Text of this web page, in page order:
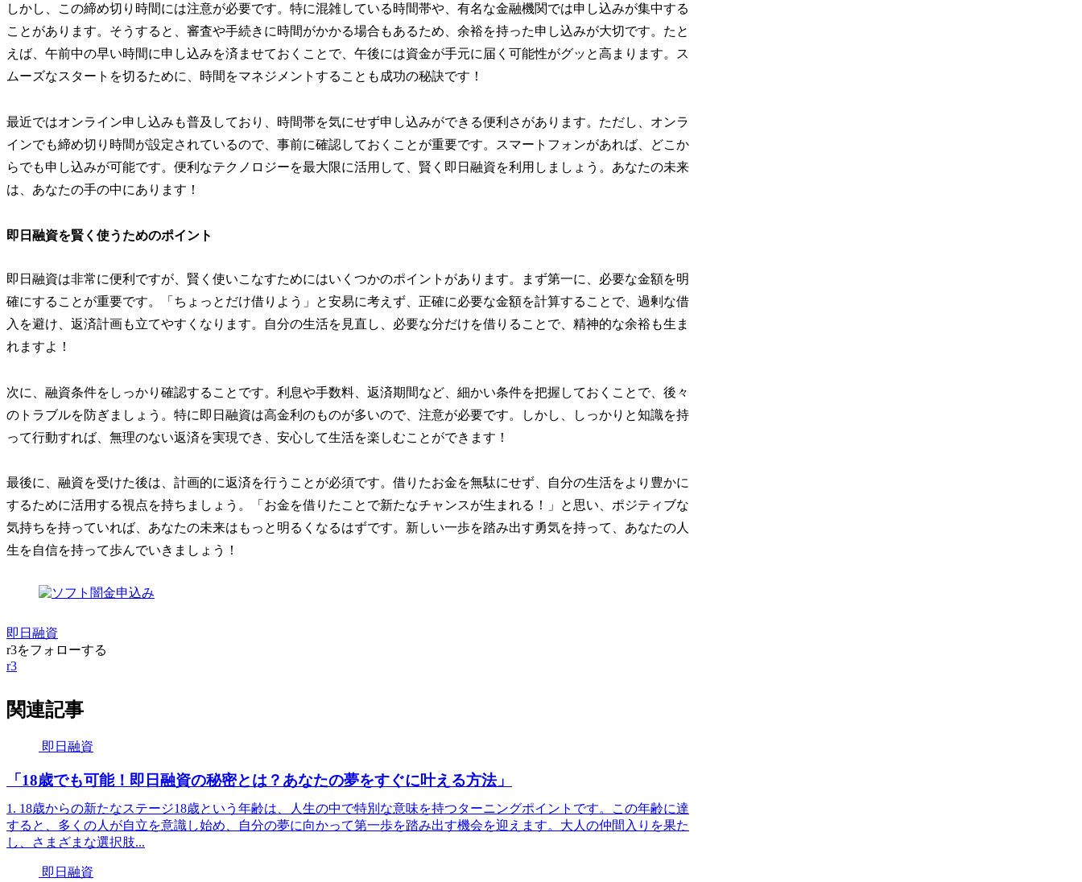
しかし、この締め切り時間には注意が必要です。特に混雑している時間帯や、有名な金融機関では申し込みが集中する
ことがあります。そうすると、審査や手続きに時間がかかる場合もあるため、余裕を持った申し込みが大切です。たと
えば、午前中の早い時間に申し込みを済ませておくことで、午後には資金が手元に届く可能性がグッと高まります。ス
ムーズなスタートを切るために、時間をマネジメントすることも成功の秘訣です！
最近ではオンライン申し込みも普及しており、時間帯を気にせず申し込みができる便利さがあります。ただし、オンラ
インでも締め切り時間が設定されているので、事前に確認しておくことが重要です。スマートフォンがあれば、どこか
らでも申し込みが可能です。便利なテクノロジーを最大限に活用して、賢く即日融資を利用しましょう。あなたの未来
は、あなたの手の中にあります！
即日融資を賢く使うためのポイント
即日融資は非常に便利ですが、賢く使いこなすためにはいくつかのポイントがあります。まず第一に、必要な金額を明
確にすることが重要です。「ちょっとだけ借りよう」と安易に考えず、正確に必要な金額を計算することで、過剰な借
入を避け、返済計画も立てやすくなります。自分の生活を見直し、必要な分だけを借りることで、精神的な余裕も生ま
れますよ！
次に、融資条件をしっかり確認することです。利息や手数料、返済期間など、細かい条件を把握しておくことで、後々
のトラブルを防ぎましょう。特に即日融資は高金利のものが多いので、注意が必要です。しかし、しっかりと知識を持
って行動すれば、無理のない返済を実現でき、安心して生活を楽しむことができます！
最後に、融資を受けた後は、計画的に返済を行うことが必須です。借りたお金を無駄にせず、自分の生活をより豊かに
するために活用する視点を持ちましょう。「お金を借りたことで新たなチャンスが生まれる！」と思い、ポジティブな
気持ちを持っていれば、あなたの未来はもっと明るくなるはずです。新しい一歩を踏み出す勇気を持って、あなたの人
生を自信を持って歩んでいきましょう！
即日融資
r3をフォローする
r3
関連記事
即日融資
「18歳でも可能！即日融資の秘密とは？あなたの夢をすぐに叶える方法」
1. 18歳からの新たなステージ18歳という年齢は、人生の中で特別な意味を持つターニングポイントです。この年齢に達
すると、多くの人が自立を意識し始め、自分の夢に向かって第一歩を踏み出す機会を迎えます。大人の仲間入りを果た
し、さまざまな選択肢...
即日融資